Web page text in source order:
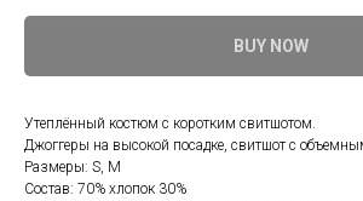
BUY NOW
Утеплённый костюм с коротким свитшотом.
Джоггеры на высокой посадке, свитшот с
Размеры: S, M
Состав: 70% хлопок 30%